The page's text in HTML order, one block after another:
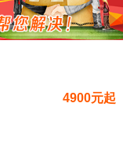
4900元起